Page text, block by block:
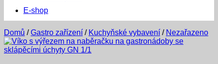
E-shop
Domů / Gastro zařízení / Kuchyňské vybavení / Nezařazeno